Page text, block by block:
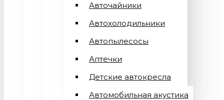
Авточайники
Автохолодильники
Автопылесосы
Аптечки
Детские автокресла
Автомобильная акустика